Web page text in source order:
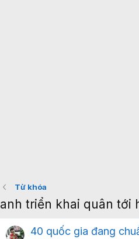
Từ khóa
anh triển khai quân tới
40 quốc gia đang